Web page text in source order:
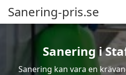
Sanering-pris.se
Sanering i
Sanering kan vara en